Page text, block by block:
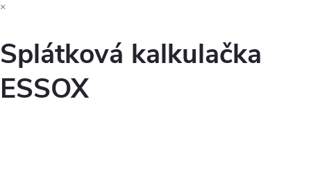
×
Splátková kalkulačka
ESSOX